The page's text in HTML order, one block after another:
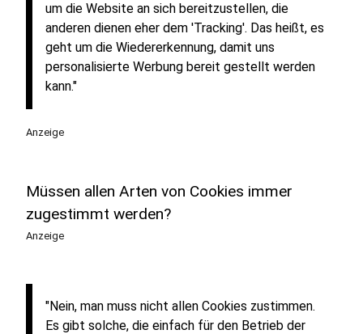
um die Website an sich bereitzustellen, die
anderen dienen eher dem 'Tracking'. Das heißt, es
geht um die Wiedererkennung, damit uns
personalisierte Werbung bereit gestellt werden
kann."
Anzeige
Müssen allen Arten von Cookies immer
zugestimmt werden?
Anzeige
"Nein, man muss nicht allen Cookies zustimmen.
Es gibt solche, die einfach für den Betrieb der